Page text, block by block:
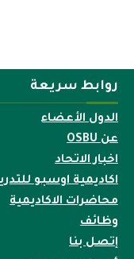
روابط سريعة
الدول الأعضاء
عن OSBU
اخبار الاتحاد
اكاديمية اوسبو
محاضرات الاكاديمية
وظائف
إتصل بنا